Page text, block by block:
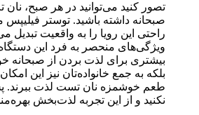
تصور کنید می‌توانید در هر صبح، نان
راحتی این رویا را به واقعیت تبدیل
ویژگی‌های منحصر به فرد این
بیشتری برای لذت بردن از صبحانه
بلکه به جمع‌ خانواده‌تان نیز این
طعم خوشمزه نان تست لذت ببرند.
نکنید و از این تجربه لذت‌بخش